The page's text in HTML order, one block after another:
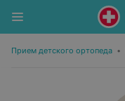
Прием детского ортопеда •